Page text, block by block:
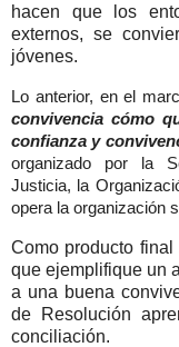
hacen que los
externos, se
jóvenes.
Lo anterior, en el
convivencia cómo
confianza y
organizado por la
Justicia, la
opera la organización
Como producto final
que ejemplifique un
a una buena
de Resolución
conciliación.